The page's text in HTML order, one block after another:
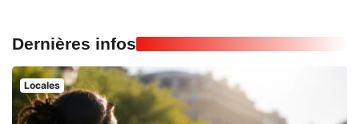
Dernières infos
Locales